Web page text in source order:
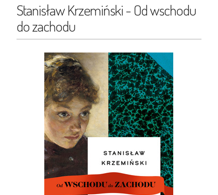
Stanisław Krzemiński - Od wschodu
do zachodu